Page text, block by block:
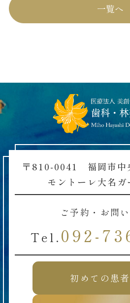
一覧へ
〒810-0041 福岡市中
モントーレ大名ガ
ご予約・お問
Tel. 092-
初めての患